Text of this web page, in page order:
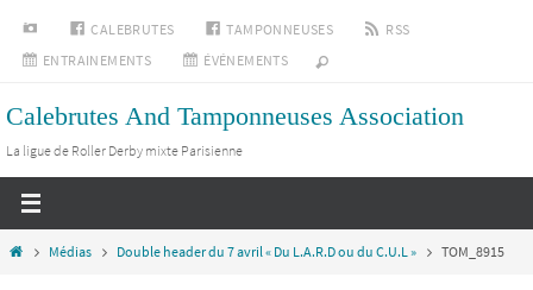
Passer
vers
contenu
INSTAGRAMCALEBRUTES TAMPONNEUSES
RSS
ENTRAINEMENTS
ÉVÉNEMENTS
Calebrutes And Tamponneuses Association
La ligue de Roller Derby mixte Parisienne
HomeMédias Double header du 7 avril « Du L.A.R.D ou du C.U.L » TOM_8915